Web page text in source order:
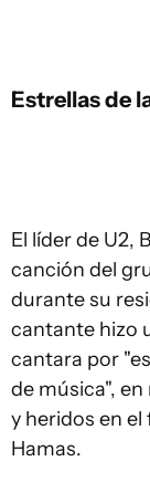
Estrellas de
El líder de U2,
canción del
durante su
cantante hizo
cantara por
de música",
y heridos en
Hamas.